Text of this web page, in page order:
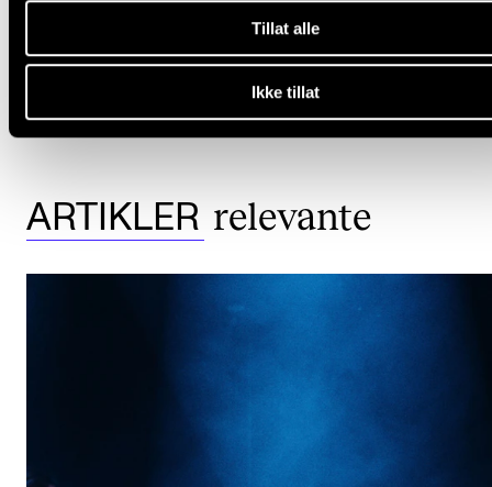
Tillat alle
Ikke tillat
MUSIKKLINJE
UPPER SECONDARY SCHOOL
ARTIKLER relevante